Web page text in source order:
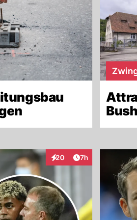
20
InteraktionenArtikel
7h